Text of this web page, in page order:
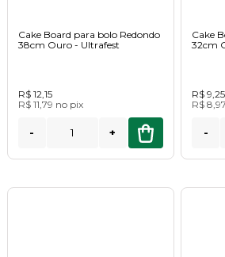
Cake Board para bolo Redondo
38cm Ouro - Ultrafest
R$ 12,15
R$ 11,79 no pix
- +
Cake
32cm
R$ 9,25
R$ 8,97
-